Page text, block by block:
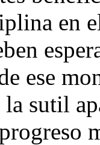
en
ese
la sutil